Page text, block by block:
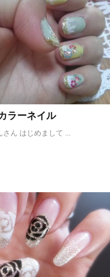
ラーネイル
さん はじめまして ...